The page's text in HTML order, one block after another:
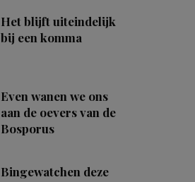
Het blijft uiteindelijk
bij een komma
Even wanen we ons
aan de oevers van de
Bosporus
Bingewatchen deze